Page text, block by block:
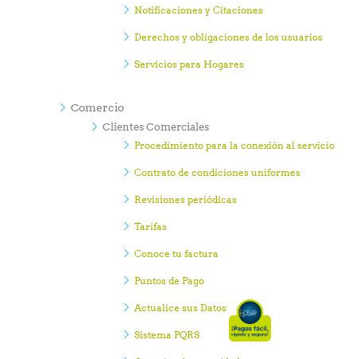
Notificaciones y Citaciones
Derechos y obligaciones de los usuarios
Servicios para Hogares
Comercio
Clientes Comerciales
Procedimiento para la conexión al servicio
Contrato de condiciones uniformes
Revisiones periódicas
Tarifas
Conoce tu factura
Puntos de Pago
Actualice sus Datos
Sistema PQRS